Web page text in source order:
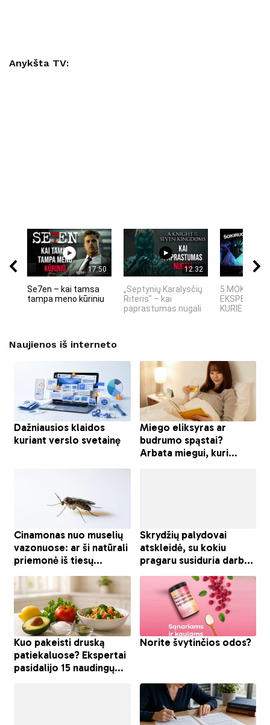
Anykšta TV:
17:50
Se7en – kai tamsa
tampa meno kūriniu
12:32
„Septynių Karalysčių
Riteris" – kai
paprastumas nugali
5 MOKSLINIAI
KURIE
Naujienos iš interneto